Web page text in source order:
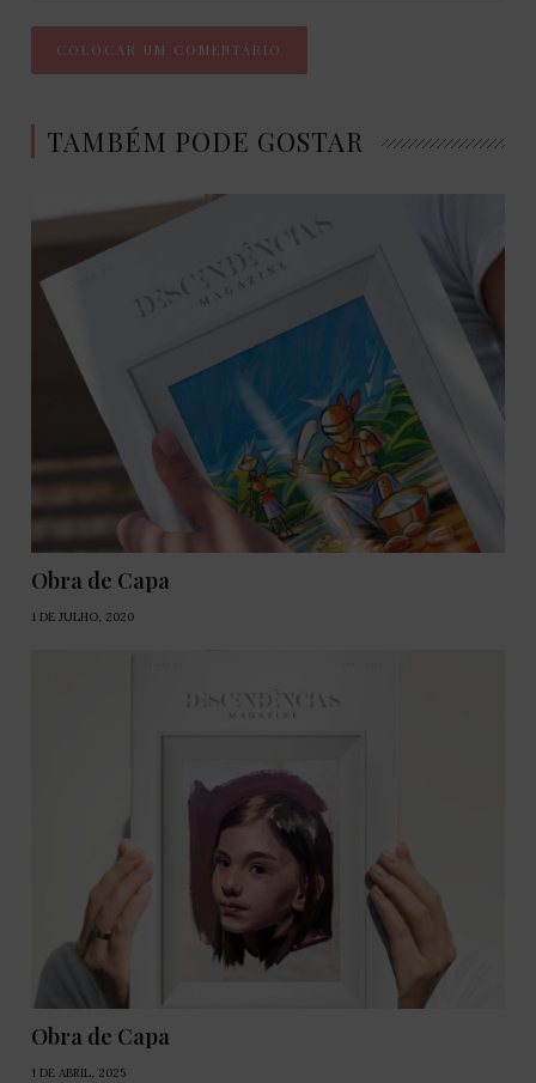
TAMBÉM PODE GOSTAR
Obra de Capa
1 DE JULHO, 2020
Obra de Capa
1 DE ABRIL, 2025